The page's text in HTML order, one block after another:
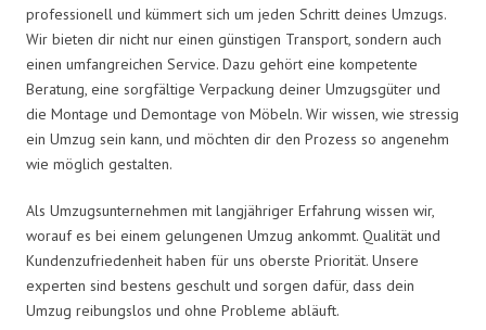
professionell und kümmert sich um jeden Schritt deines Umzugs.
Wir bieten dir nicht nur einen günstigen Transport, sondern auch
einen umfangreichen Service. Dazu gehört eine kompetente
Beratung, eine sorgfältige Verpackung deiner Umzugsgüter und
die Montage und Demontage von Möbeln. Wir wissen, wie stressig
ein Umzug sein kann, und möchten dir den Prozess so angenehm
wie möglich gestalten.
Als Umzugsunternehmen mit langjähriger Erfahrung wissen wir,
worauf es bei einem gelungenen Umzug ankommt. Qualität und
Kundenzufriedenheit haben für uns oberste Priorität. Unsere
experten sind bestens geschult und sorgen dafür, dass dein
Umzug reibungslos und ohne Probleme abläuft.